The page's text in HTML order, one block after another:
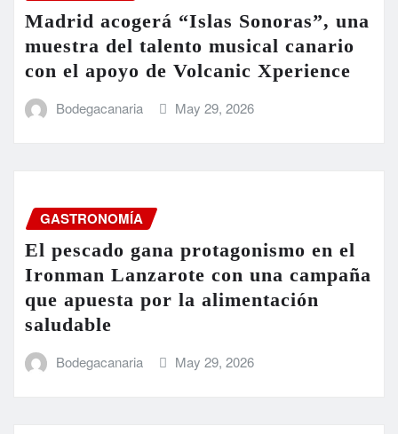
Madrid acogerá “Islas Sonoras”, una
muestra del talento musical canario
con el apoyo de Volcanic Xperience
Bodegacanaria May 29, 2026
GASTRONOMÍA
El pescado gana protagonismo en el
Ironman Lanzarote con una campaña
que apuesta por la alimentación
saludable
Bodegacanaria May 29, 2026